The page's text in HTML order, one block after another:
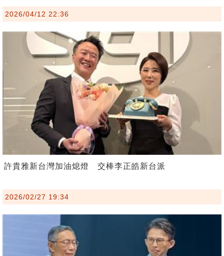
2026/04/12 22:36
許貴雅新台灣加油熄燈 交棒李正皓新台派
2026/02/27 19:34